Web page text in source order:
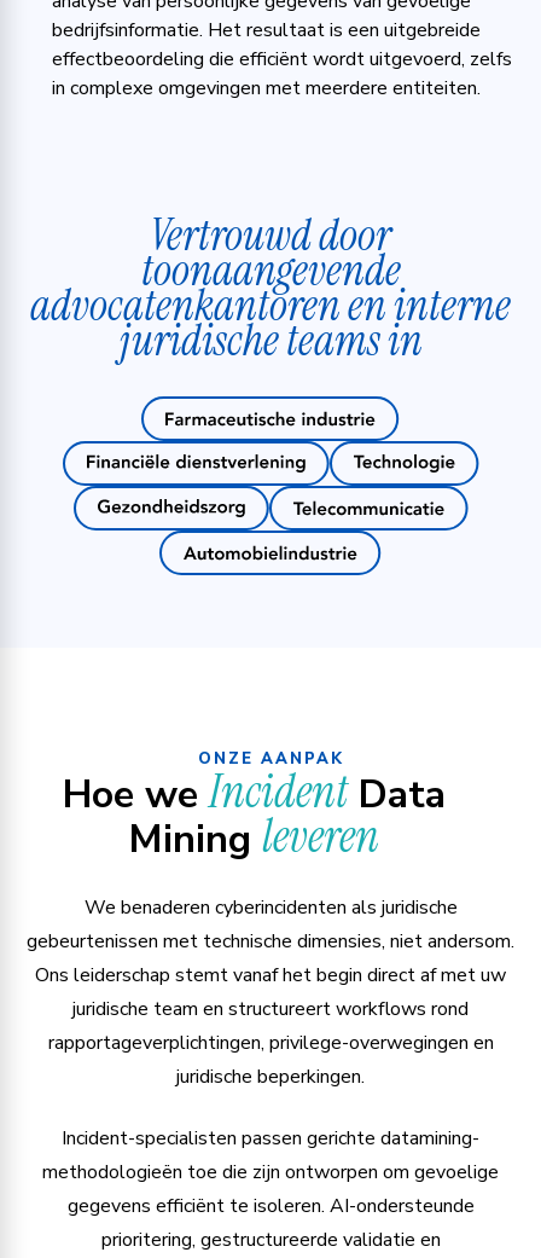
bedrijfsinformatie. Het resultaat is een uitgebreide
effectbeoordeling die efficiënt wordt uitgevoerd, zelfs
in complexe omgevingen met meerdere entiteiten.
Vertrouwd door
toonaangevende
advocatenkantoren en interne
juridische teams in
ONZE AANPAK
Hoe weIncidentData
Mining leveren
We benaderen cyberincidenten als juridische
gebeurtenissen met technische dimensies, niet andersom.
Ons leiderschap stemt vanaf het begin direct af met uw
juridische team en structureert workflows rond
rapportageverplichtingen, privilege-overwegingen en
juridische beperkingen.
Incident-specialisten passen gerichte datamining-
methodologieën toe die zijn ontworpen om gevoelige
gegevens efficiënt te isoleren. AI-ondersteunde
prioritering, gestructureerde validatie en